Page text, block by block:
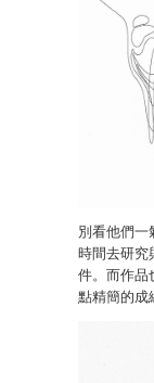
別看他們一
時間去研究
件。而作品
點精簡的成